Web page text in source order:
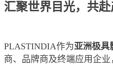
汇聚世界目光，共
PLASTINDIA作为亚洲极具
商、品牌商及终端应用企